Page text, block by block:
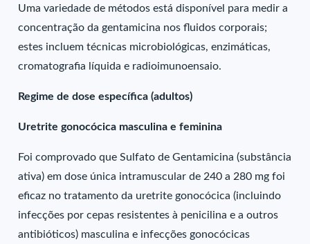
Uma variedade de métodos está disponível para medir a
concentração da gentamicina nos fluidos corporais;
estes incluem técnicas microbiológicas, enzimáticas,
cromatografia líquida e radioimunoensaio.
Regime de dose específica (adultos)
Uretrite gonocócica masculina e feminina
Foi comprovado que Sulfato de Gentamicina (substância
ativa) em dose única intramuscular de 240 a 280 mg foi
eficaz no tratamento da uretrite gonocócica (incluindo
infecções por cepas resistentes à penicilina e a outros
antibióticos) masculina e infecções gonocócicas